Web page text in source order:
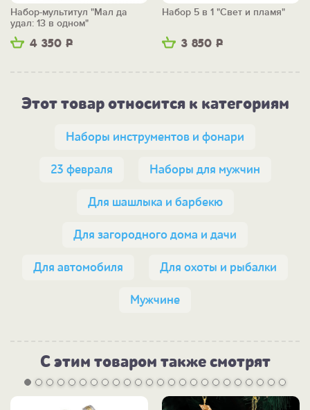
4 350 Р
Набор-мультитул "Мал да
удал: 13 в одном"
3 850 Р
Набор 5 в 1 "Свет и пламя"
Этот товар относится к категориям
Наборы инструментов и фонари
23 февраля Наборы для мужчин
Для шашлыка и барбекю
Для загородного дома и дачи
Для автомобиля Для охоты и рыбалки
Мужчине
С этим товаром также смотрят